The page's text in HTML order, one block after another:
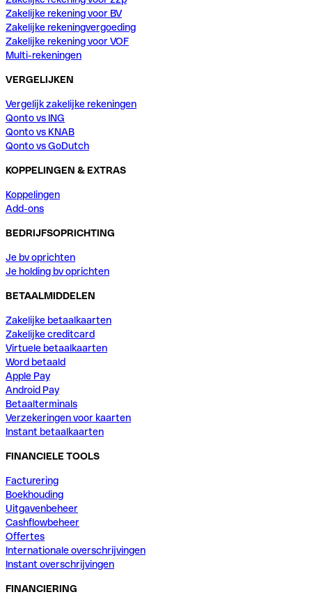
Zakelijke rekening voor BV
Zakelijke rekeningvergoeding
Zakelijke rekening voor VOF
Multi-rekeningen
VERGELIJKEN
Vergelijk zakelijke rekeningen
Qonto vs ING
Qonto vs KNAB
Qonto vs GoDutch
KOPPELINGEN & EXTRAS
Koppelingen
Add-ons
BEDRIJFSOPRICHTING
Je bv oprichten
Je holding bv oprichten
BETAALMIDDELEN
Zakelijke betaalkaarten
Zakelijke creditcard
Virtuele betaalkaarten
Word betaald
Apple Pay
Android Pay
Betaalterminals
Verzekeringen voor kaarten
Instant betaalkaarten
FINANCIELE TOOLS
Facturering
Boekhouding
Uitgavenbeheer
Cashflowbeheer
Offertes
Internationale overschrijvingen
Instant overschrijvingen
FINANCIERING